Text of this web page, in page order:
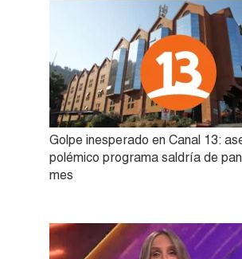
Golpe inesperado en Canal 13:
polémico programa saldría de
mes